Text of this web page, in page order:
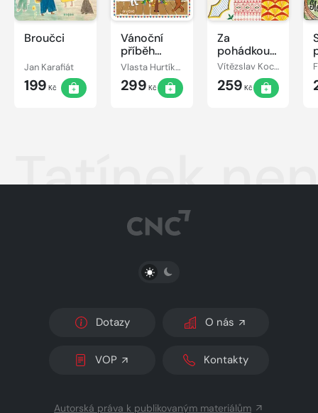
Broučci
Jan Karafiát
199 Kč
Vánoční
příběh
pejska a
kočičky
Vlasta Hurtíková
299 Kč
Za
pohádkou
kolem
světa
Vítězslav Kocourek
259 Kč
Tatínek
PŘEPNOUT SVĚTLÝ/TMAVÝ REŽIM
Dotazy O nás
VOP Kontakty
Autorská práva k publikovaným materiálům